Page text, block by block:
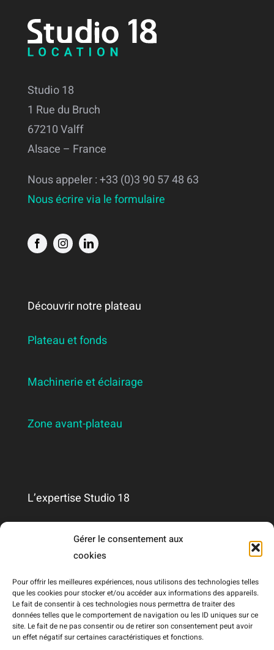
Gérer le consentement aux
cookies
Pour offrir les meilleures expériences, nous utilisons des technologies telles
que les cookies pour stocker et/ou accéder aux informations des appareils.
Le fait de consentir à ces technologies nous permettra de traiter des
données telles que le comportement de navigation ou les ID uniques sur ce
site. Le fait de ne pas consentir ou de retirer son consentement peut avoir
un effet négatif sur certaines caractéristiques et fonctions.
Studio 18
1 Rue du Bruch
67210 Valff
Alsace – France
Nous appeler : +33 (0)3 90 57 48 63
Nous écrire via le formulaire
Découvrir notre plateau
Plateau et fonds
Machinerie et éclairage
Zone avant-plateau
L’expertise Studio 18
Qui sommes-nous ?
Mentions légales